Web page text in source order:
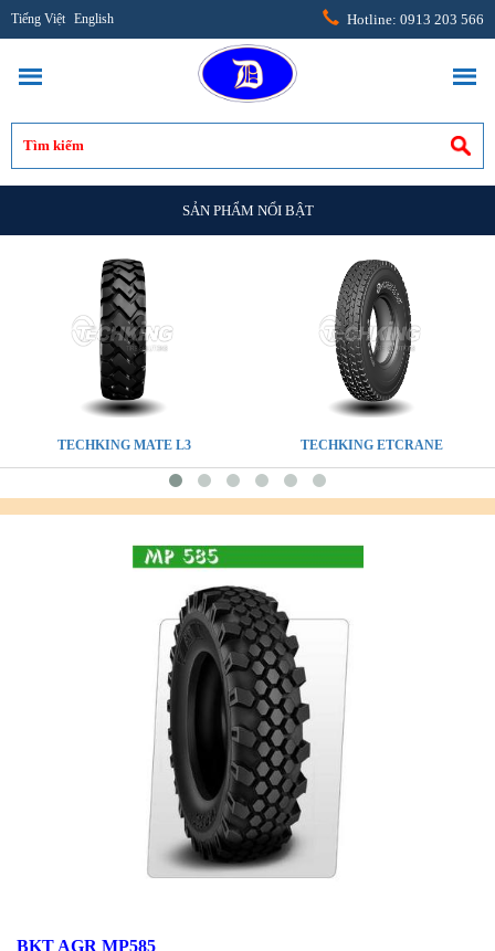
Tiếng Việt English Hotline: 0913 203 566
SẢN PHẨM NỔI BẬT
TECHKING MATE L3 TECHKING ETCRANE
BKT AGR MP585